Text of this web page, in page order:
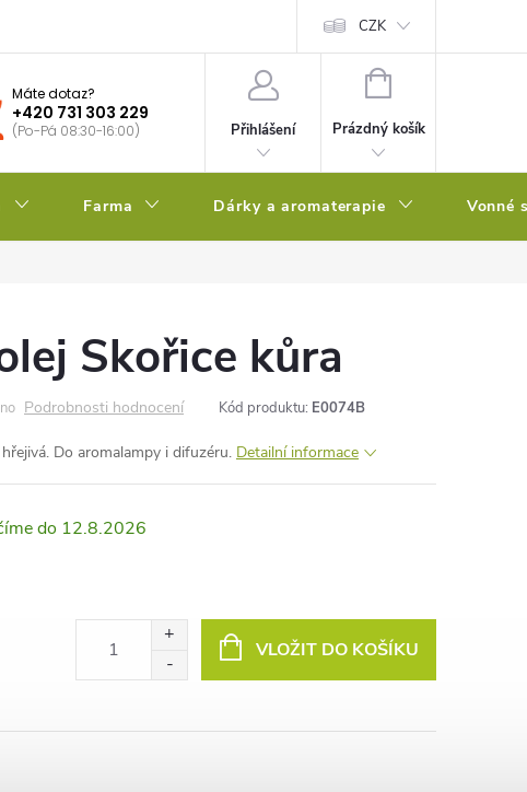
CZK
Máte dotaz?
+420 731 303 229
(Po-Pá 08:30-16:00) Přihlášení
NÁKUPNÍ
Prázdný košík
Farma Dárky a aromaterapie Vonné
Skořice kůra
Podrobnosti hodnocení Kód produktu: E0074B
Do aromalampy i difuzéru. Detailní informace
12.8.2026
VLOŽIT DO KOŠÍKU